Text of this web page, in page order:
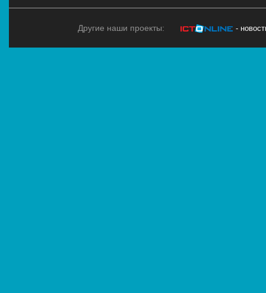
Другие наши проекты: -